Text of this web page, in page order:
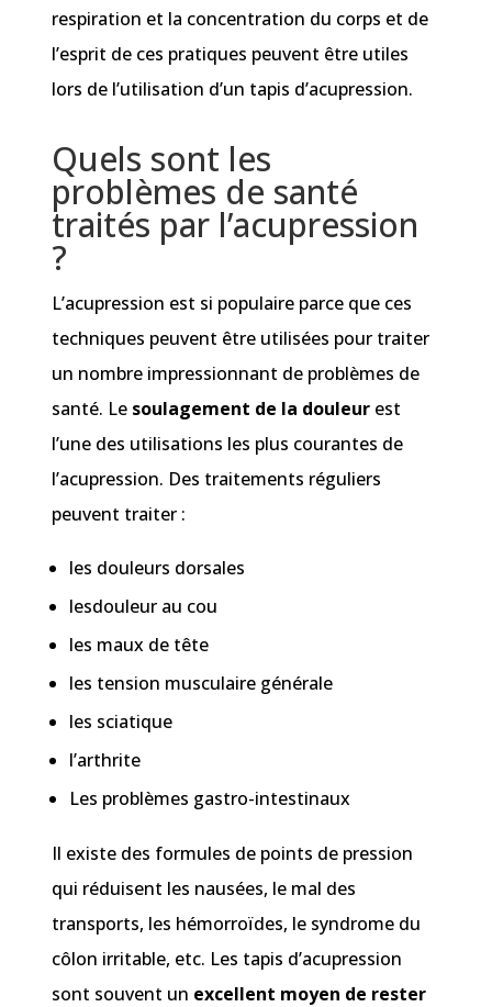
respiration et la concentration du corps et de
l’esprit de ces pratiques peuvent être utiles
lors de l’utilisation d’un tapis d’acupression.
Quels sont les
problèmes de santé
traités par l’acupression
?
L’acupression est si populaire parce que ces
techniques peuvent être utilisées pour traiter
un nombre impressionnant de problèmes de
santé. Le soulagement de la douleurest
l’une des utilisations les plus courantes de
l’acupression. Des traitements réguliers
peuvent traiter :
les douleurs dorsales
lesdouleur au cou
les maux de tête
les tension musculaire générale
les sciatique
l’arthrite
Les problèmes gastro-intestinaux
Il existe des formules de points de pression
qui réduisent les nausées, le mal des
transports, les hémorroïdes, le syndrome du
côlon irritable, etc. Les tapis d’acupression
sont souvent un excellent moyen de rester